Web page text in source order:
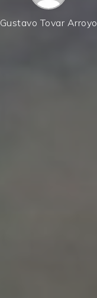
Gustavo Tovar Arroyo